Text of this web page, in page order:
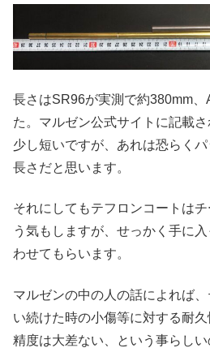
長さはSR96が実測で約380mm
た。マルゼン公式サイトに記載
少し短いですが、あれは恐らく
長さだと思います。
それにしてもテフロンコートは
う気もしますが、せっかく手に
わせてもらいます。
マルゼンの中の人の話によれば
い続けた時の小傷等に対する耐
精度は大差ない、という事らしい